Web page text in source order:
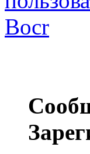
Bocr